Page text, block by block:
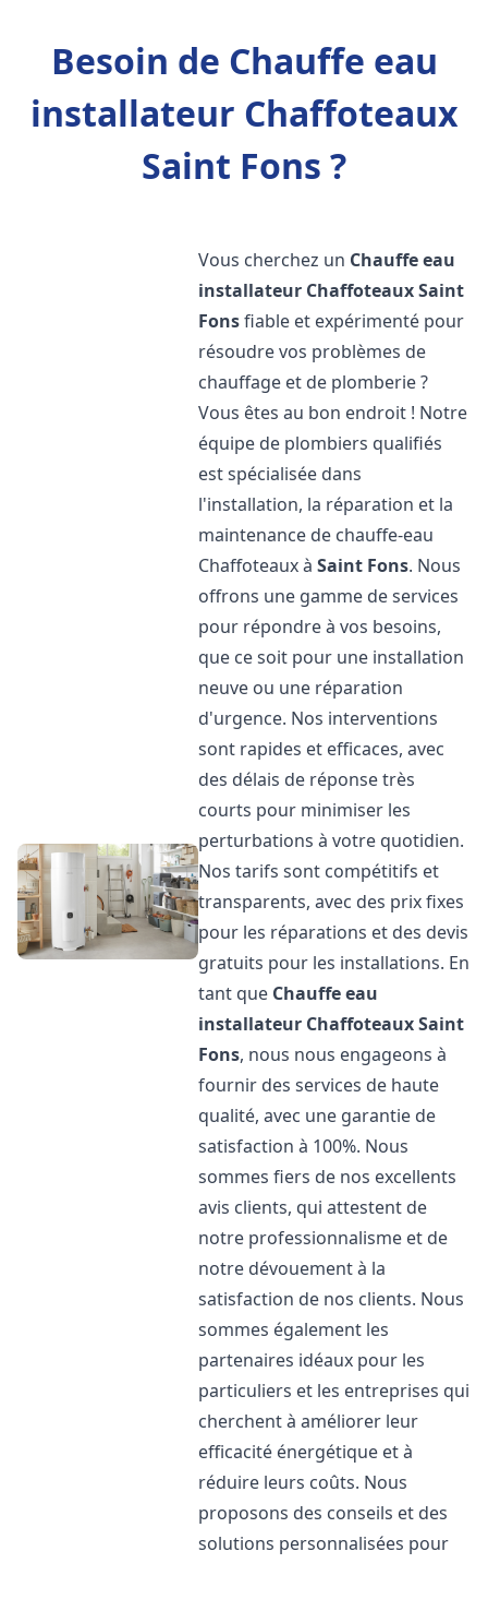
Besoin de Chauffe eau
installateur Chaffoteaux
Saint Fons ?
Vous cherchez un Chauffe eau
installateur ChaffoteauxSaint
Fonsfiable et expérimenté pour
résoudre vos problèmes de
chauffage et de plomberie ?
Vous êtes au bon endroit ! Notre
équipe de plombiers qualifiés
est spécialisée dans
l'installation, la réparation et la
maintenance de chauffe-eau
Chaffoteaux àSaint Fons. Nous
offrons une gamme de services
pour répondre à vos besoins,
que ce soit pour une installation
neuve ou une réparation
d'urgence. Nos interventions
sont rapides et efficaces, avec
des délais de réponse très
courts pour minimiser les
perturbations à votre quotidien.
Nos tarifs sont compétitifs et
transparents, avec des prix fixes
pour les réparations et des devis
gratuits pour les installations. En
tant que Chauffe eau
installateur ChaffoteauxSaint
Fons, nous nous engageons à
fournir des services de haute
qualité, avec une garantie de
satisfaction à 100%. Nous
sommes fiers de nos excellents
avis clients, qui attestent de
notre professionnalisme et de
notre dévouement à la
satisfaction de nos clients. Nous
sommes également les
partenaires idéaux pour les
particuliers et les entreprises qui
cherchent à améliorer leur
efficacité énergétique et à
réduire leurs coûts. Nous
proposons des conseils et des
solutions personnalisées pour